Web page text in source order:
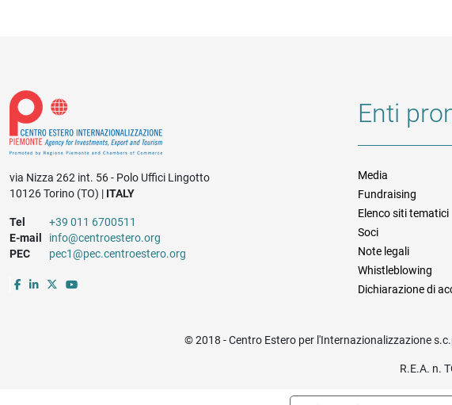
via Nizza 262 int. 56 - Polo Uffici Lingotto
10126 Torino (TO) | ITALY
Tel
+39 011 6700511
E-mail
info@centroestero.org
PEC
pec1@pec.centroestero.org
Enti
Media
Fundraising
Elenco siti tematici
Soci
Note legali
Whistleblowing
Dichiarazione di
© 2018 - Centro Estero per l'Internazionalizzazione
R.E.A. n.